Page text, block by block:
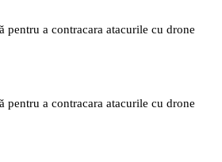
pentru a contracara atacurile cu drone
pentru a contracara atacurile cu drone